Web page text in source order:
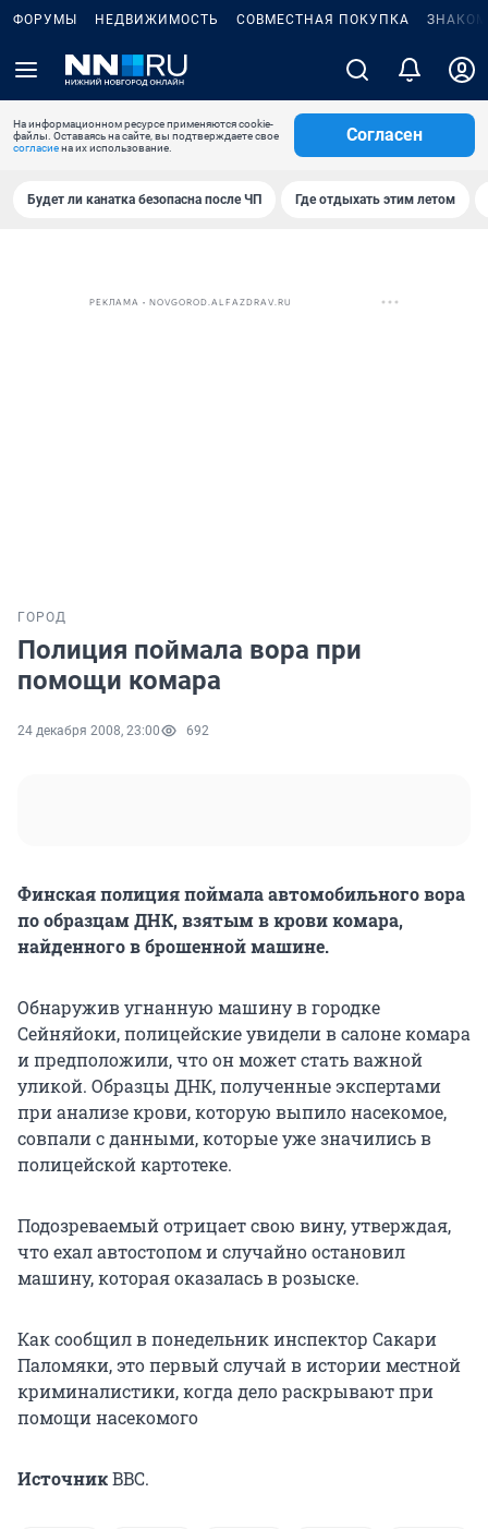
ФОРУМЫ НЕДВИЖИМОСТЬ СОВМЕСТНАЯ ПОКУПКА
На информационном ресурсе применяются cookie-
файлы. Оставаясь на сайте, вы подтверждаете свое
согласиена их использование.
Согласен
Будет ли канатка безопасна после ЧП Где отдыхать этим летом
РЕКЛАМА • NOVGOROD.ALFAZDRAV.RU
ГОРОД
Полиция поймала вора при
помощи комара
24 декабря 2008, 23:00 692
Финская полиция поймала автомобильного вора
по образцам ДНК, взятым в крови комара,
найденного в брошенной машине.
Обнаружив угнанную машину в городке
Сейняйоки, полицейские увидели в салоне комара
и предположили, что он может стать важной
уликой. Образцы ДНК, полученные экспертами
при анализе крови, которую выпило насекомое,
совпали с данными, которые уже значились в
полицейской картотеке.
Подозреваемый отрицает свою вину, утверждая,
что ехал автостопом и случайно остановил
машину, которая оказалась в розыске.
Как сообщил в понедельник инспектор Сакари
Паломяки, это первый случай в истории местной
криминалистики, когда дело раскрывают при
помощи насекомого
ИсточникBBC.